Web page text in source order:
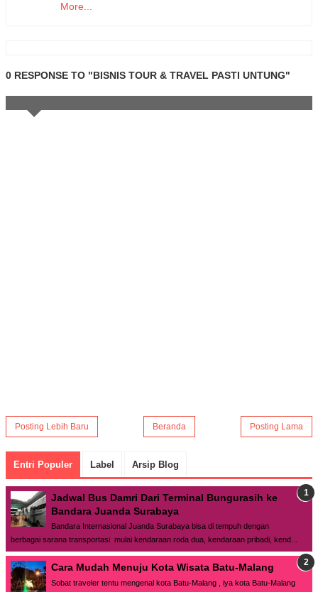
More...
0 RESPONSE TO "BISNIS TOUR & TRAVEL PASTI UNTUNG"
Posting Lebih Baru Posting Lama
Beranda
Entri Populer Label Arsip Blog
Jadwal Bus Damri Dari Terminal Bungurasih ke
Bandara Juanda Surabaya
Bandara Internasional Juanda Surabaya bisa di tempuh dengan
berbagai sarana transportasi mulai kendaraan roda dua, kendaraan pribadi, kend...
Cara Mudah Menuju Kota Wisata Batu-Malang
Sobat traveler tentu mengenal kota Batu-Malang , iya kota Batu-Malang